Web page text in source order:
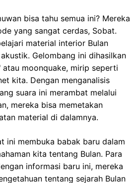
bisa tahu semua ini? Mereka
yang sangat cerdas, Sobat.
material interior Bulan
Gelombang ini dihasilkan
atau moonquake, mirip seperti
kita. Dengan menganalisis
suara ini merambat melalui
mereka bisa memetakan
material di dalamnya.
ini membuka babak baru dalam
kita tentang Bulan. Para
informasi baru ini, mereka
tentang sejarah Bulan